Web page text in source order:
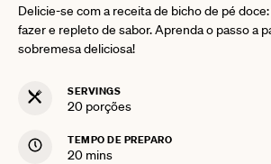
Delicie-se com a receita de bicho de pé
fazer e repleto de sabor. Aprenda o passo a
sobremesa deliciosa!
SERVINGS
20 porções
TEMPO DE PREPARO
20minutes
mins